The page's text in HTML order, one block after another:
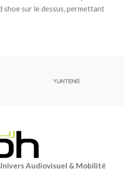
shoe sur le dessus, permettant
Audiovisuel & Mobilité